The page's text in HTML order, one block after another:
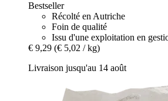
Bestseller
Récolté en Autriche
Foin de qualité
Issu d'une exploitation en
€ 9,29 (€ 5,02 / kg)
Livraison jusqu'au 14 août